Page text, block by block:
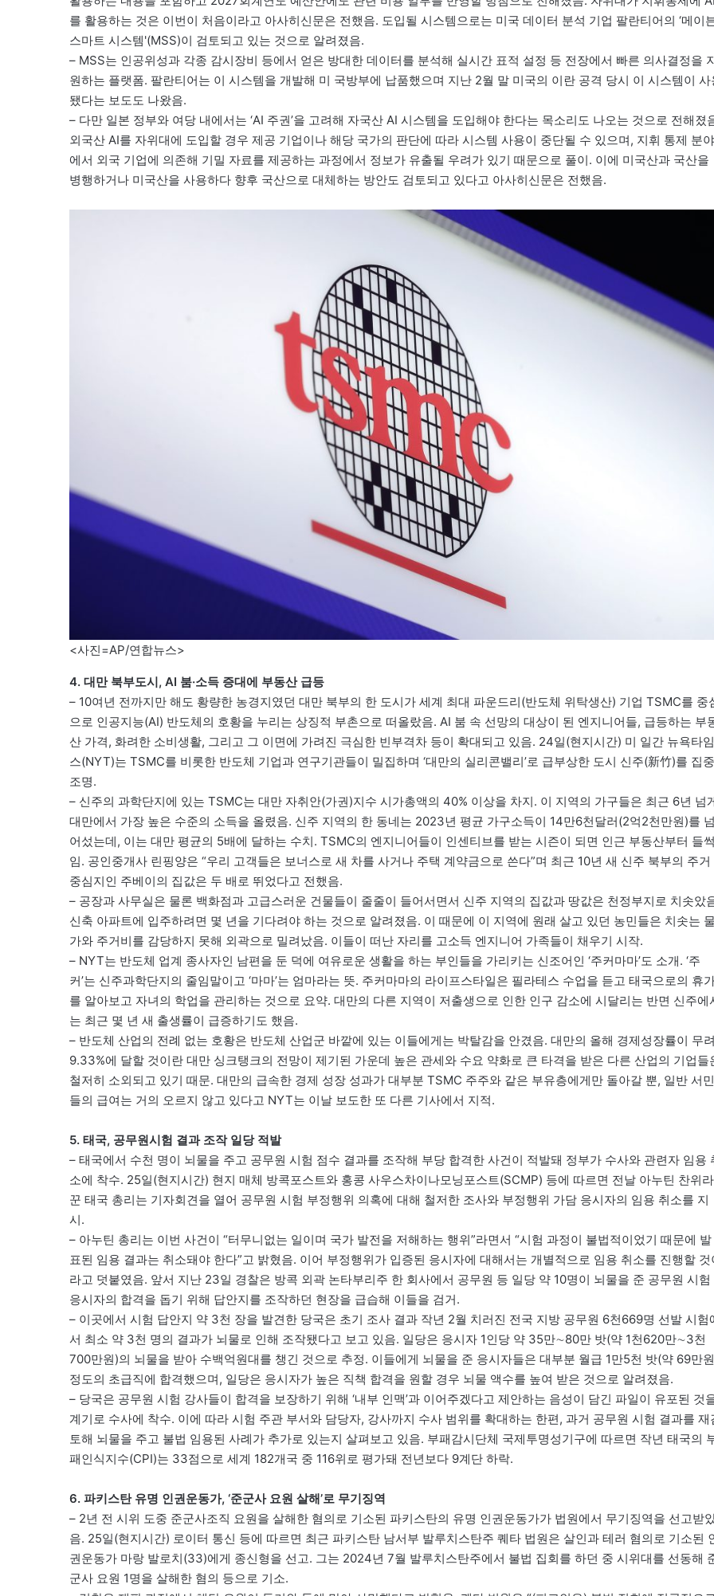
를 활용하는 것은 이번이 처음이라고 아사히신문은 전했음. 도입될 시스템으로는 미국 데이터 분석 기업 팔란티어의 ‘메이
스마트 시스템'(MSS)이 검토되고 있는 것으로 알려졌음.
– MSS는 인공위성과 각종 감시장비 등에서 얻은 방대한 데이터를 분석해 실시간 표적 설정 등 전장에서 빠른 의사결정을
원하는 플랫폼. 팔란티어는 이 시스템을 개발해 미 국방부에 납품했으며 지난 2월 말 미국의 이란 공격 당시 이 시스템이 사
됐다는 보도도 나왔음.
– 다만 일본 정부와 여당 내에서는 ‘AI 주권’을 고려해 자국산 AI 시스템을 도입해야 한다는 목소리도 나오는 것으로 전해졌
외국산 AI를 자위대에 도입할 경우 제공 기업이나 해당 국가의 판단에 따라 시스템 사용이 중단될 수 있으며, 지휘 통제 분야
에서 외국 기업에 의존해 기밀 자료를 제공하는 과정에서 정보가 유출될 우려가 있기 때문으로 풀이. 이에 미국산과 국산을
병행하거나 미국산을 사용하다 향후 국산으로 대체하는 방안도 검토되고 있다고 아사히신문은 전했음.
<사진=AP/연합뉴스>
4. 대만 북부도시, AI 붐·소득 증대에 부동산 급등
– 10여년 전까지만 해도 황량한 농경지였던 대만 북부의 한 도시가 세계 최대 파운드리(반도체 위탁생산) 기업 TSMC를 중
으로 인공지능(AI) 반도체의 호황을 누리는 상징적 부촌으로 떠올랐음. AI 붐 속 선망의 대상이 된 엔지니어들, 급등하는 부
산 가격, 화려한 소비생활, 그리고 그 이면에 가려진 극심한 빈부격차 등이 확대되고 있음. 24일(현지시간) 미 일간 뉴욕타임
스(NYT)는 TSMC를 비롯한 반도체 기업과 연구기관들이 밀집하며 ‘대만의 실리콘밸리’로 급부상한 도시 신주(新竹)를 집중
조명.
– 신주의 과학단지에 있는 TSMC는 대만 자취안(가권)지수 시가총액의 40% 이상을 차지. 이 지역의 가구들은 최근 6년 넘
대만에서 가장 높은 수준의 소득을 올렸음. 신주 지역의 한 동네는 2023년 평균 가구소득이 14만6천달러(2억2천만원)를 넘
어섰는데, 이는 대만 평균의 5배에 달하는 수치. TSMC의 엔지니어들이 인센티브를 받는 시즌이 되면 인근 부동산부터 들썩
임. 공인중개사 린핑양은 “우리 고객들은 보너스로 새 차를 사거나 주택 계약금으로 쓴다”며 최근 10년 새 신주 북부의 주거
중심지인 주베이의 집값은 두 배로 뛰었다고 전했음.
– 공장과 사무실은 물론 백화점과 고급스러운 건물들이 줄줄이 들어서면서 신주 지역의 집값과 땅값은 천정부지로 치솟았
신축 아파트에 입주하려면 몇 년을 기다려야 하는 것으로 알려졌음. 이 때문에 이 지역에 원래 살고 있던 농민들은 치솟는 물
가와 주거비를 감당하지 못해 외곽으로 밀려났음. 이들이 떠난 자리를 고소득 엔지니어 가족들이 채우기 시작.
– NYT는 반도체 업계 종사자인 남편을 둔 덕에 여유로운 생활을 하는 부인들을 가리키는 신조어인 ‘주커마마’도 소개. ‘주
커’는 신주과학단지의 줄임말이고 ‘마마’는 엄마라는 뜻. 주커마마의 라이프스타일은 필라테스 수업을 듣고 태국으로의 휴
를 알아보고 자녀의 학업을 관리하는 것으로 요약. 대만의 다른 지역이 저출생으로 인한 인구 감소에 시달리는 반면 신주에
는 최근 몇 년 새 출생률이 급증하기도 했음.
– 반도체 산업의 전례 없는 호황은 반도체 산업군 바깥에 있는 이들에게는 박탈감을 안겼음. 대만의 올해 경제성장률이 무려
9.33%에 달할 것이란 대만 싱크탱크의 전망이 제기된 가운데 높은 관세와 수요 약화로 큰 타격을 받은 다른 산업의 기업들
철저히 소외되고 있기 때문. 대만의 급속한 경제 성장 성과가 대부분 TSMC 주주와 같은 부유층에게만 돌아갈 뿐, 일반 서민
들의 급여는 거의 오르지 않고 있다고 NYT는 이날 보도한 또 다른 기사에서 지적.
5. 태국, 공무원시험 결과 조작 일당 적발
– 태국에서 수천 명이 뇌물을 주고 공무원 시험 점수 결과를 조작해 부당 합격한 사건이 적발돼 정부가 수사와 관련자 임용
소에 착수. 25일(현지시간) 현지 매체 방콕포스트와 홍콩 사우스차이나모닝포스트(SCMP) 등에 따르면 전날 아누틴 찬위라
꾼 태국 총리는 기자회견을 열어 공무원 시험 부정행위 의혹에 대해 철저한 조사와 부정행위 가담 응시자의 임용 취소를 지
시.
– 아누틴 총리는 이번 사건이 “터무니없는 일이며 국가 발전을 저해하는 행위”라면서 “시험 과정이 불법적이었기 때문에 발
표된 임용 결과는 취소돼야 한다”고 밝혔음. 이어 부정행위가 입증된 응시자에 대해서는 개별적으로 임용 취소를 진행할 것
라고 덧붙였음. 앞서 지난 23일 경찰은 방콕 외곽 논타부리주 한 회사에서 공무원 등 일당 약 10명이 뇌물을 준 공무원 시험
응시자의 합격을 돕기 위해 답안지를 조작하던 현장을 급습해 이들을 검거.
– 이곳에서 시험 답안지 약 3천 장을 발견한 당국은 초기 조사 결과 작년 2월 치러진 전국 지방 공무원 6천669명 선발 시험
서 최소 약 3천 명의 결과가 뇌물로 인해 조작됐다고 보고 있음. 일당은 응시자 1인당 약 35만∼80만 밧(약 1천620만∼3천
700만원)의 뇌물을 받아 수백억원대를 챙긴 것으로 추정. 이들에게 뇌물을 준 응시자들은 대부분 월급 1만5천 밧(약 69만
정도의 초급직에 합격했으며, 일당은 응시자가 높은 직책 합격을 원할 경우 뇌물 액수를 높여 받은 것으로 알려졌음.
– 당국은 공무원 시험 강사들이 합격을 보장하기 위해 ‘내부 인맥’과 이어주겠다고 제안하는 음성이 담긴 파일이 유포된 것
계기로 수사에 착수. 이에 따라 시험 주관 부서와 담당자, 강사까지 수사 범위를 확대하는 한편, 과거 공무원 시험 결과를 재
토해 뇌물을 주고 불법 임용된 사례가 추가로 있는지 살펴보고 있음. 부패감시단체 국제투명성기구에 따르면 작년 태국의
패인식지수(CPI)는 33점으로 세계 182개국 중 116위로 평가돼 전년보다 9계단 하락.
6. 파키스탄 유명 인권운동가, ‘준군사 요원 살해’로 무기징역
– 2년 전 시위 도중 준군사조직 요원을 살해한 혐의로 기소된 파키스탄의 유명 인권운동가가 법원에서 무기징역을 선고받
음. 25일(현지시간) 로이터 통신 등에 따르면 최근 파키스탄 남서부 발루치스탄주 퀘타 법원은 살인과 테러 혐의로 기소된
권운동가 마랑 발로치(33)에게 종신형을 선고. 그는 2024년 7월 발루치스탄주에서 불법 집회를 하던 중 시위대를 선동해
군사 요원 1명을 살해한 혐의 등으로 기소.